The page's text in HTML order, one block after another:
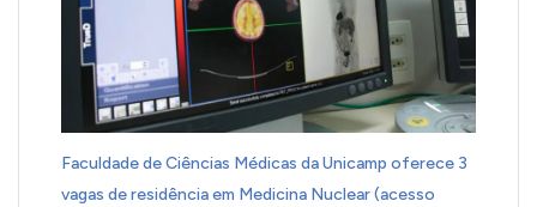
Faculdade de Ciências Médicas da Unicamp oferece 3
vagas de residência em Medicina Nuclear (acesso